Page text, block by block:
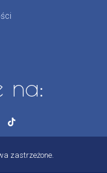
na:
zastrzeżone.